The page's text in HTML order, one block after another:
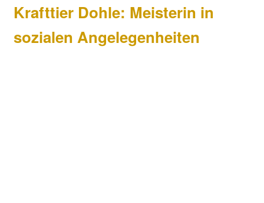
Krafttier Dohle: Meisterin in
sozialen Angelegenheiten